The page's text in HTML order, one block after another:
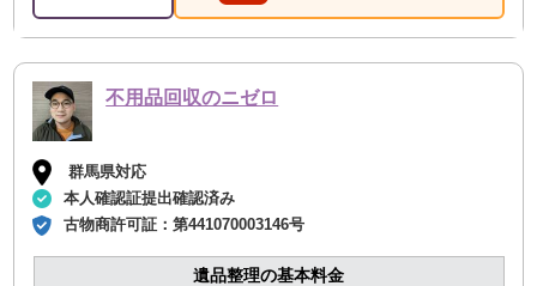
不用品回収のニゼロ
群馬県対応
本人確認証提出確認済み
古物商許可証：第441070003146号
遺品整理の基本料金